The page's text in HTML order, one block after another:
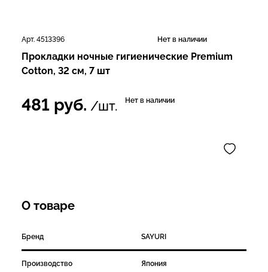
Арт. 4513396 Нет в наличии
Прокладки ночные гигиенические Premium
Cotton, 32 см, 7 шт
481 руб. /шт. Нет в наличии
О товаре
Бренд SAYURI
Производство Япония